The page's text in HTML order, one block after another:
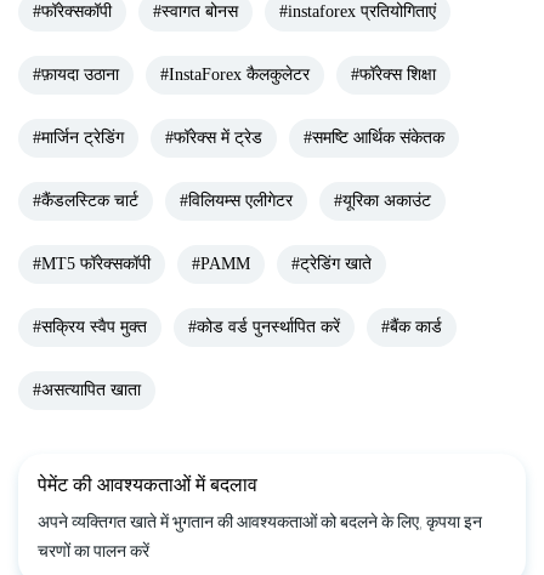
#फॉरेक्सकॉपी #स्वागत बोनस #instaforex प्रतियोगिताएं
#फ़ायदा उठाना #InstaForex कैलकुलेटर #फॉरेक्स शिक्षा
#मार्जिन ट्रेडिंग #फॉरेक्स में ट्रेड #समष्टि आर्थिक संकेतक
#कैंडलस्टिक चार्ट #विलियम्स एलीगेटर #यूरिका अकाउंट
#MT5 फॉरेक्सकॉपी #PAMM #ट्रेडिंग खाते
#सक्रिय स्वैप मुक्त #कोड वर्ड पुनर्स्थापित करें #बैंक कार्ड
#असत्यापित खाता
पेमेंट की आवश्यकताओं में बदलाव
अपने व्यक्तिगत खाते में भुगतान की आवश्यकताओं को बदलने के लिए, कृपया इन
चरणों का पालन करें